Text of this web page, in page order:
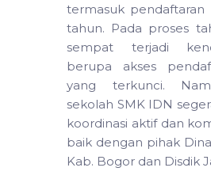
termasuk pendaftaran
tahun. Pada proses
sempat terjadi
berupa akses
yang terkunci.
sekolah SMK IDN
koordinasi aktif dan
baik dengan pihak
Kab. Bogor dan Disdik